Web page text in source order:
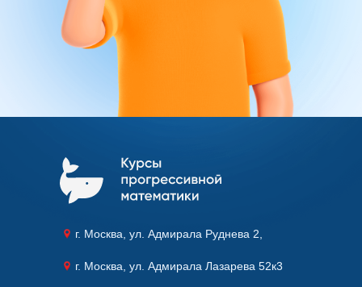
г. Москва, ул. Адмирала Руднева 2,
г. Москва, ул. Адмирала Лазарева 52к3